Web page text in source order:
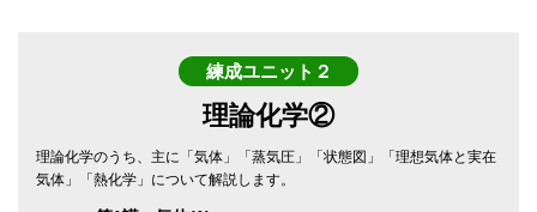
練成ユニット２
理論化学②
理論化学のうち、主に「気体」「蒸気圧」「状態図」「理想気体と実在
気体」「熱化学」について解説します。